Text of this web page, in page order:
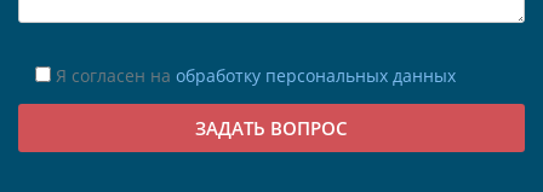
Я согласен на обработку персональных данных